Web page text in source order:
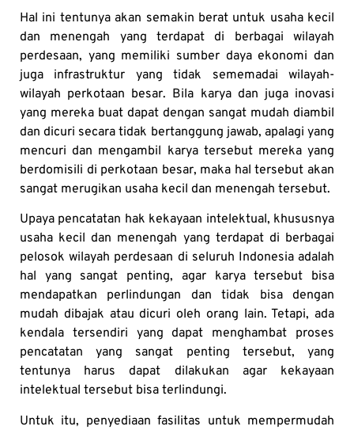
Hal ini tentunya akan semakin berat untuk usaha kecil
dan menengah yang terdapat di berbagai wilayah
perdesaan, yang memiliki sumber daya ekonomi dan
juga infrastruktur yang tidak sememadai wilayah-
wilayah perkotaan besar. Bila karya dan juga inovasi
yang mereka buat dapat dengan sangat mudah diambil
dan dicuri secara tidak bertanggung jawab, apalagi yang
mencuri dan mengambil karya tersebut mereka yang
berdomisili di perkotaan besar, maka hal tersebut akan
sangat merugikan usaha kecil dan menengah tersebut.
Upaya pencatatan hak kekayaan intelektual, khususnya
usaha kecil dan menengah yang terdapat di berbagai
pelosok wilayah perdesaan di seluruh Indonesia adalah
hal yang sangat penting, agar karya tersebut bisa
mendapatkan perlindungan dan tidak bisa dengan
mudah dibajak atau dicuri oleh orang lain. Tetapi, ada
kendala tersendiri yang dapat menghambat proses
pencatatan yang sangat penting tersebut, yang
tentunya harus dapat dilakukan agar kekayaan
intelektual tersebut bisa terlindungi.
Untuk itu, penyediaan fasilitas untuk mempermudah